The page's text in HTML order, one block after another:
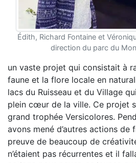
Édith, Richard Fontaine et
direction du parc du
un vaste projet qui consistait à
faune et la flore locale en
lacs du Ruisseau et du Village
plein cœur de la ville. Ce projet
grand trophée Versicolores.
avons mené d’autres actions
preuve de beaucoup de
n’étaient pas récurrentes et il